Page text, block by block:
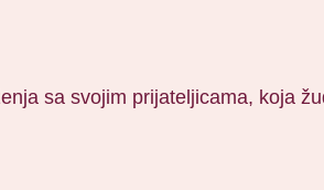
sa svojim prijateljicama, koja